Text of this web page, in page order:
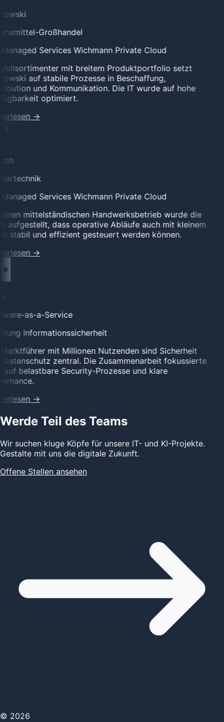
Großhandel
ServicesWichmann Private Cloud
mit breitem Produktportfolio setzt
auf stabile Prozesse in Beschaffung,
und Kommunikation. Die IT wurde auf hohe
optimiert.
→
ServicesWichmann Private Cloud
mittelständischen Handwerksbetrieb wurde die
aufgestellt, dass operative Abläufe auch mit kleinem
stabil und effizient gesteuert werden können.
→
as-a-Service
Informationssicherheit
mit Millionen Nutzenden sind Sicherheit
zentral. Die Zusammenarbeit fokussierte
belastbare Security-Prozesse und klare
→
Werde Teil des Teams
Wir suchen kluge Köpfe für unsere IT- und KI-Projekte.
Gestalte mit uns die digitale Zukunft.
Offene Stellen ansehen
© 2026